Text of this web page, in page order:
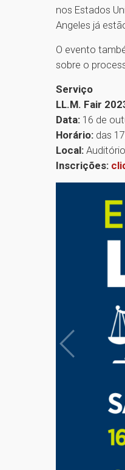
nos Estados
Angeles já
O evento
sobre o
Serviço
LL.M. Fair
Data: 16 de
Horário: das
Local:
Inscrições: